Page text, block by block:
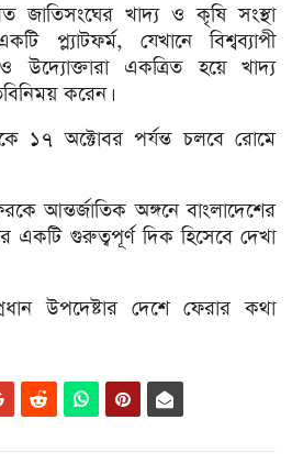
জাতিসংঘের খাদ্য ও কৃষি সংস্থা
যেখানে বিশ্বব্যাপী
উদ্যোক্তারা একত্রিত হয়ে খাদ্য
করেন।
১৭ অক্টোবর পর্যন্ত চলবে রোমে
আন্তর্জাতিক অঙ্গনে বাংলাদেশের
একটি গুরুত্বপূর্ণ দিক হিসেবে দেখা
উপদেষ্টার দেশে ফেরার কথা